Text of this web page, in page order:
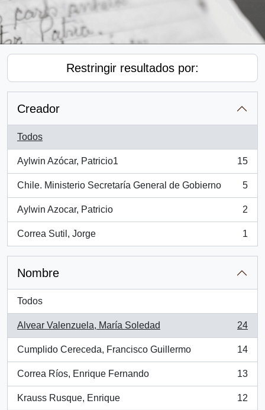
Restringir resultados por:
Creador
Todos
Aylwin Azócar, Patricio1
, 15 resultados
15
Chile. Ministerio Secretaría General de Gobierno
, 5 resultados
5
Aylwin Azocar, Patricio
, 2 resultados
2
Correa Sutil, Jorge
, 1 resultados
1
Nombre
Todos
Alvear Valenzuela, María Soledad
, 24 resultados
24
Cumplido Cereceda, Francisco Guillermo
, 14 resultados
14
Correa Ríos, Enrique Fernando
, 13 resultados
13
Krauss Rusque, Enrique
, 12 resultados
12